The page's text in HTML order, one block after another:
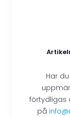
Har
förtydligas
på